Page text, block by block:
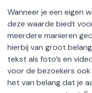
Wanneer je een eigen
deze waarde biedt
meerdere manieren
hierbij van groot
tekst als foto’s en
voor de bezoekers
het van belang dat je